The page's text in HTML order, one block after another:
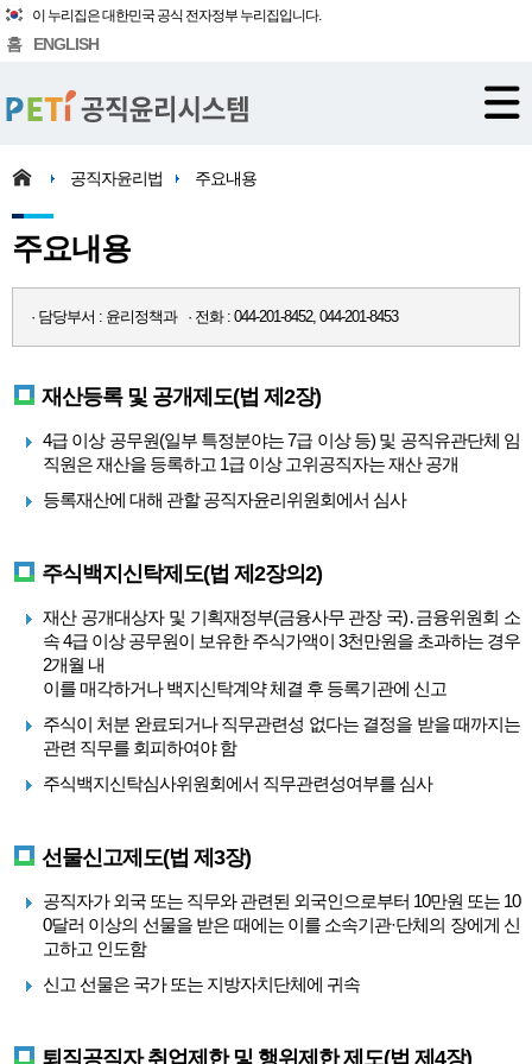
이 누리집은 대한민국 공식 전자정부 누리집입니다.
홈 ENGLISH
공직자윤리법 주요내용
주요내용
· 담당부서 : 윤리정책과 · 전화 : 044-201-8452, 044-201-8453
재산등록 및 공개제도(법 제2장)
4급 이상 공무원(일부 특정분야는 7급 이상 등) 및 공직유관단체 임
직원은 재산을 등록하고 1급 이상 고위공직자는 재산 공개
등록재산에 대해 관할 공직자윤리위원회에서 심사
주식백지신탁제도(법 제2장의2)
재산 공개대상자 및 기획재정부(금융사무 관장 국)․금융위원회 소
속 4급 이상 공무원이 보유한 주식가액이 3천만원을 초과하는 경우
2개월 내
이를 매각하거나 백지신탁계약 체결 후 등록기관에 신고
주식이 처분 완료되거나 직무관련성 없다는 결정을 받을 때까지는
관련 직무를 회피하여야 함
주식백지신탁심사위원회에서 직무관련성여부를 심사
선물신고제도(법 제3장)
공직자가 외국 또는 직무와 관련된 외국인으로부터 10만원 또는 10
0달러 이상의 선물을 받은 때에는 이를 소속기관·단체의 장에게 신
고하고 인도함
신고 선물은 국가 또는 지방자치단체에 귀속
퇴직공직자 취업제한 및 행위제한 제도(법 제4장)